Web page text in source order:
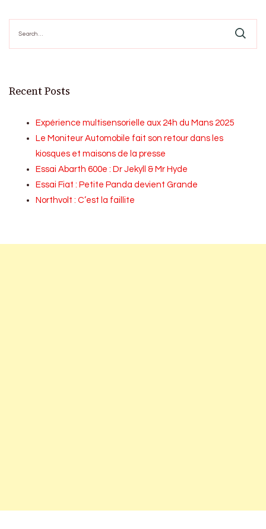
for:
Recent Posts
Expérience multisensorielle aux 24h du Mans 2025
Le Moniteur Automobile fait son retour dans les
kiosques et maisons de la presse
Essai Abarth 600e : Dr Jekyll & Mr Hyde
Essai Fiat : Petite Panda devient Grande
Northvolt : C’est la faillite